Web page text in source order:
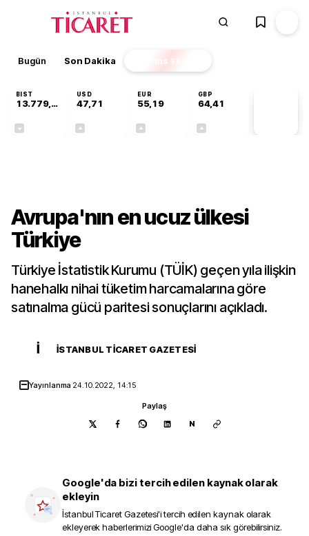
Bugün Son Dakika Finans EKSTRA
BIST
13.779,39
USD
47,71
EUR
55,19
GBP
64,41
Avrupa'nın en ucuz ülkesi
Türkiye
Türkiye İstatistik Kurumu (TÜİK) geçen yıla ilişkin
hanehalkı nihai tüketim harcamalarına göre
satınalma gücü paritesi sonuçlarını açıkladı.
İ İSTANBUL TICARET GAZETESI
Yayınlanma 24.10.2022, 14:15
Paylaş
N
Google'da bizi tercih edilen kaynak olarak
ekleyin
İstanbul Ticaret Gazetesi'i tercih edilen kaynak olarak
ekleyerek haberlerimizi Google'da daha sık görebilirsiniz.